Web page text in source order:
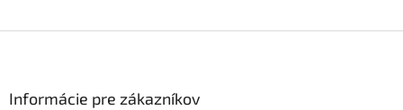
Informácie pre zákazníkov